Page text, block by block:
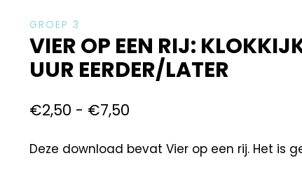
GROEP 3
VIER OP EEN RIJ:
UUR EERDER/LATER
€2,50 - €7,50
Deze download bevat Vier op een rij. Het is